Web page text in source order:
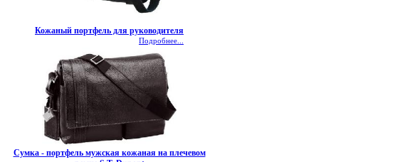
Кожаный портфель для руководителя
Подробнее...
Сумка - портфель мужская кожаная на плечевом